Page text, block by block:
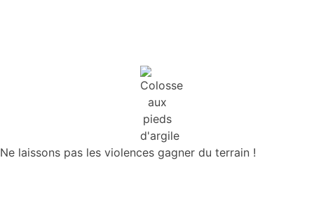
Ne laissons pas les violences gagner du terrain !